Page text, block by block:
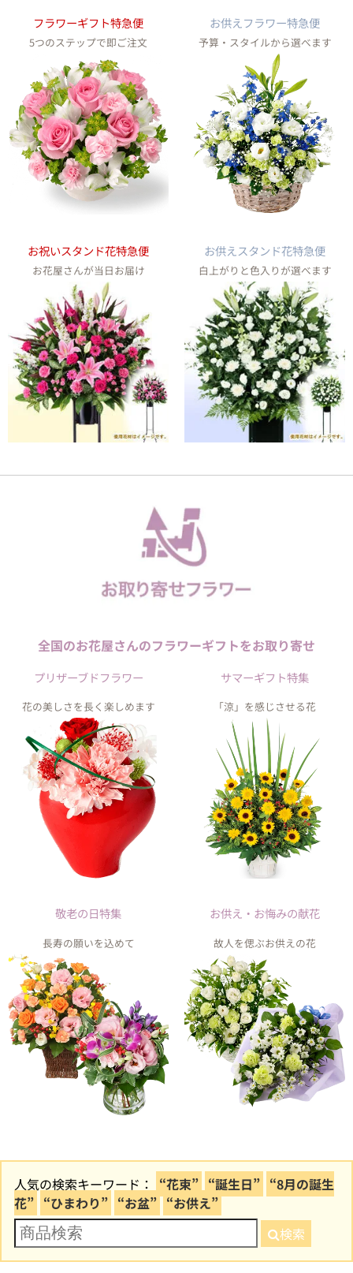
フラワーギフト特急便
5つのステップで即ご注文
お供えフラワー特急便
予算・スタイルから選べます
お祝いスタンド花特急便
お花屋さんが当日お届け
お供えスタンド花特急便
白上がりと色入りが選べます
全国のお花屋さんのフラワーギフトをお取り寄せ
プリザーブドフラワー
花の美しさを長く楽しめます
サマーギフト特集
「涼」を感じさせる花
敬老の日特集
長寿の願いを込めて
お供え・お悔みの献花
故人を偲ぶお供えの花
人気の検索キーワード： “花束” “誕生日” “8月の誕生
花” “ひまわり” “お盆” “お供え”